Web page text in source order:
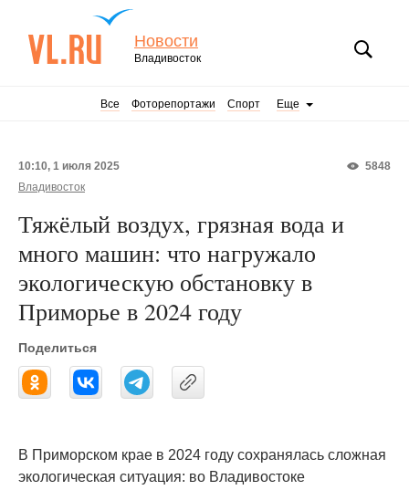
Новости
Владивосток
Все Фоторепортажи Спорт Еще
5848
10:10, 1 июля 2025
Владивосток
Тяжёлый воздух, грязная вода и
много машин: что нагружало
экологическую обстановку в
Приморье в 2024 году
Поделиться
В Приморском крае в 2024 году сохранялась сложная
экологическая ситуация: во Владивостоке